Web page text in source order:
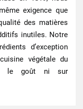
exigence que
des matières
inutiles. Notre
d’exception
végétale du
le goût ni sur